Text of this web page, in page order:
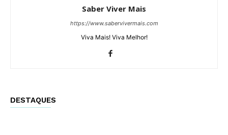
Saber Viver Mais
https://www.sabervivermais.com
Viva Mais! Viva Melhor!
DESTAQUES